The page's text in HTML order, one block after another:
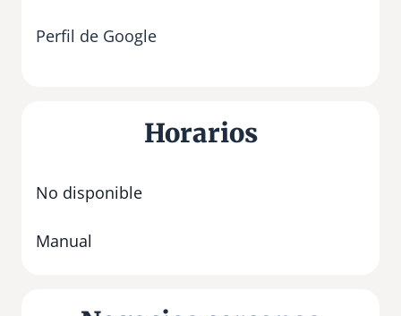
Perfil de Google
Horarios
No disponible
Manual